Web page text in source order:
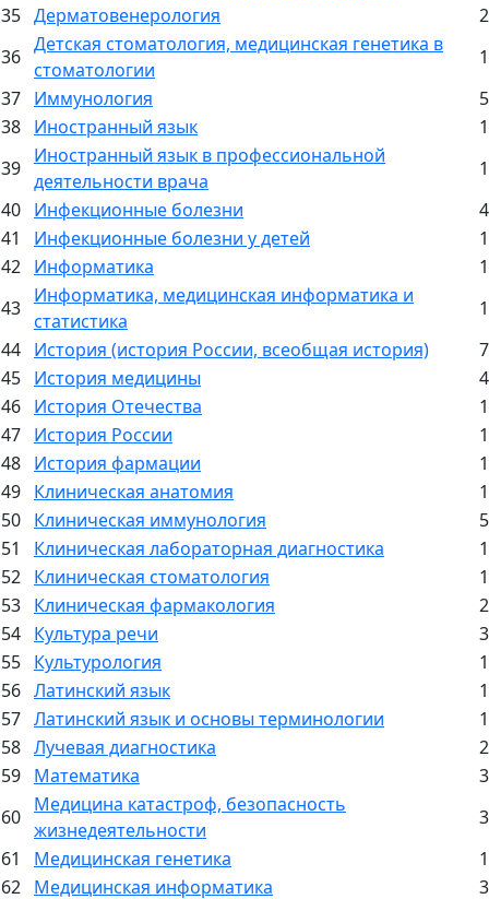
35 Дерматовенерология
2
36
Детская стоматология, медицинская генетика в
стоматологии
1
37 Иммунология
5
38 Иностранный язык
39
Иностранный язык в профессиональной
деятельности врача
1
40 Инфекционные болезни
4
41
Инфекционные болезни у детей
1
42 Информатика
1
43
Информатика, медицинская информатика и
статистика
44 История (история России, всеобщая история)
7
45 История медицины
46 История Отечества
47 История России
48 История фармации
1
49 Клиническая анатомия
1
50 Клиническая иммунология
5
51
Клиническая лабораторная диагностика
1
52 Клиническая стоматология
1
53 Клиническая фармакология
2
54 Культура речи
55 Культурология
56 Латинский язык
57 Латинский язык и основы терминологии
58 Лучевая диагностика
2
59 Математика
3
60
Медицина катастроф, безопасность
жизнедеятельности
3
61
Медицинская генетика
1
62 Медицинская информатика